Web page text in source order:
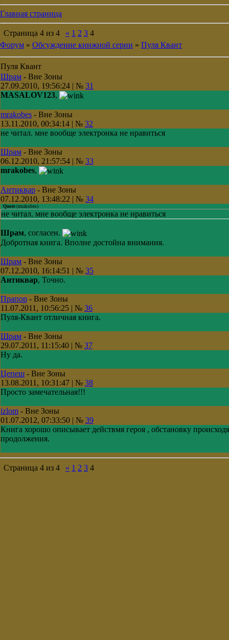
Главная страница
Страница 4 из 4 « 1 2 3 4
Форум » Обсуждение книжной серии » Пуля Квант
Пуля Квант
Шрам - Вне Зоны
27.09.2010, 19:56:24 | № 31
MASALOV123,
mrakobes - Вне Зоны
13.11.2010, 00:34:14 | № 32
не читал. мне вообще электронка не нравиться
Шрам - Вне Зоны
06.12.2010, 21:57:54 | № 33
mrakobes,
Антиквар - Вне Зоны
07.12.2010, 13:48:22 | № 34
Quote (mrakobes)
не читал. мне вообще электронка не нравиться
Шрам, согласен.
Добротная книга. Вполне достойна внимания.
Шрам - Вне Зоны
07.12.2010, 16:14:51 | № 35
Антиквар, Точно.
Прапор - Вне Зоны
11.07.2011, 10:56:25 | № 36
Пуля-Квант отличная книга.
Шрам - Вне Зоны
29.07.2011, 11:15:40 | № 37
Ну да.
Цепеш - Вне Зоны
13.08.2011, 10:31:47 | № 38
Просто замечательная!!!
izlom - Вне Зоны
01.07.2012, 07:33:50 | № 39
Книга хорошо описывает действмя героя , обстановку
продолжения.
Страница 4 из 4 « 1 2 3 4